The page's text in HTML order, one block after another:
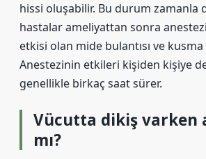
hissi oluşabilir. Bu durum zamanla
hastalar ameliyattan sonra
etkisi olan mide bulantısı ve kusma
Anestezinin etkileri kişiden kişiye
genellikle birkaç saat sürer.
Vücutta dikiş varken
mı?